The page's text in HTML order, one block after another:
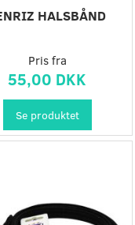
HALSBÅND
Pris fra
55,00 DKK
Se produktet